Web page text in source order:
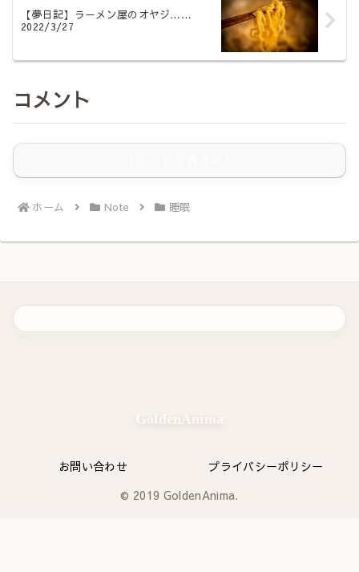
【夢日記】ラーメン屋のオヤジ……
2022/3/27
コメント
ホーム Note 睡眠
お問い合わせ
プライバシーポリシー
© 2019 GoldenAnima.